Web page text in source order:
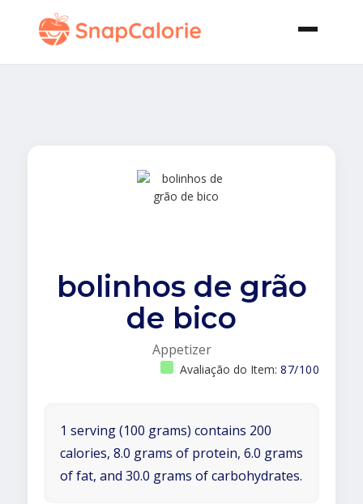
bolinhos de grão
de bico
Appetizer
Avaliação do Item: 87/100
1 serving (100 grams) contains 200
calories, 8.0 grams of protein, 6.0 grams
of fat, and 30.0 grams of carbohydrates.